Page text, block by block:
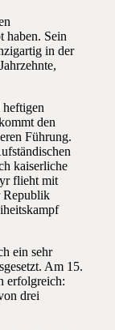
haben. Sein
in der
den
Führung.
kaiserliche
flieht mit
Republik
ein sehr
Am 15.
erfolgreich:
drei